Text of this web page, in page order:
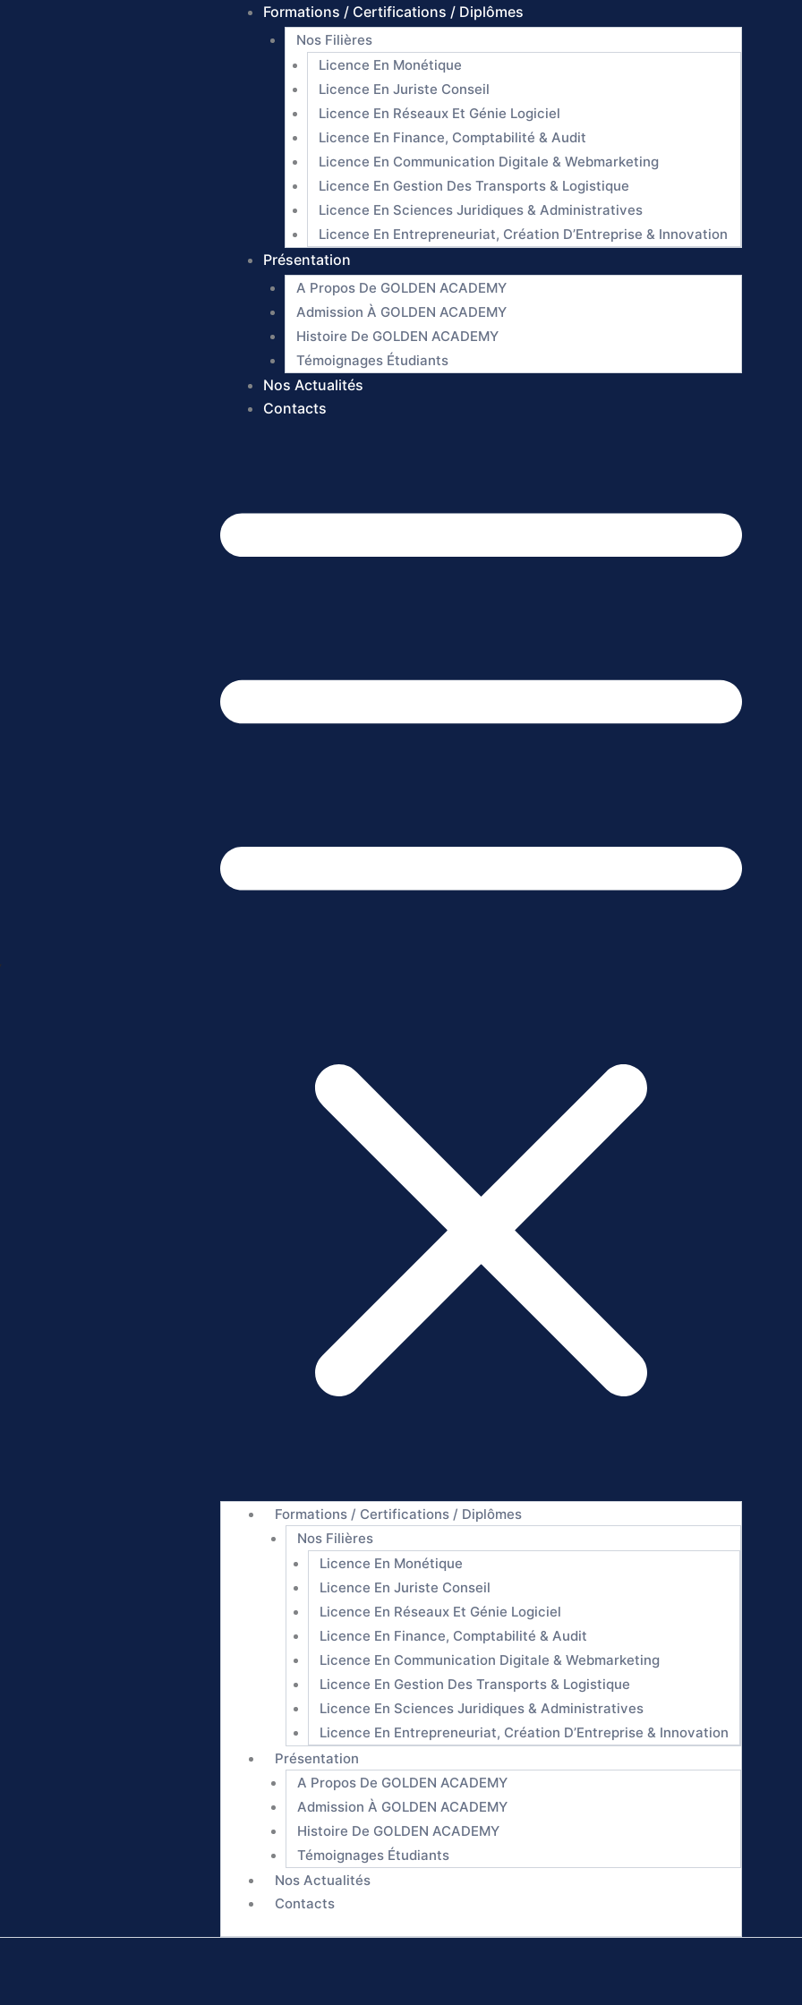
Formations / Certifications / Diplômes
Nos Filières
Licence En Monétique
Licence En Juriste Conseil
Licence En Réseaux Et Génie Logiciel
Licence En Finance, Comptabilité & Audit
Licence En Communication Digitale & Webmarketing
Licence En Gestion Des Transports & Logistique
Licence En Sciences Juridiques & Administratives
Licence En Entrepreneuriat, Création D’Entreprise & Innovation
Présentation
A Propos De GOLDEN ACADEMY
Admission À GOLDEN ACADEMY
Histoire De GOLDEN ACADEMY
Témoignages Étudiants
Nos Actualités
Contacts
Formations / Certifications / Diplômes
Nos Filières
Licence En Monétique
Licence En Juriste Conseil
Licence En Réseaux Et Génie Logiciel
Licence En Finance, Comptabilité & Audit
Licence En Communication Digitale & Webmarketing
Licence En Gestion Des Transports & Logistique
Licence En Sciences Juridiques & Administratives
Licence En Entrepreneuriat, Création D’Entreprise & Innovation
Présentation
A Propos De GOLDEN ACADEMY
Admission À GOLDEN ACADEMY
Histoire De GOLDEN ACADEMY
Témoignages Étudiants
Nos Actualités
Contacts